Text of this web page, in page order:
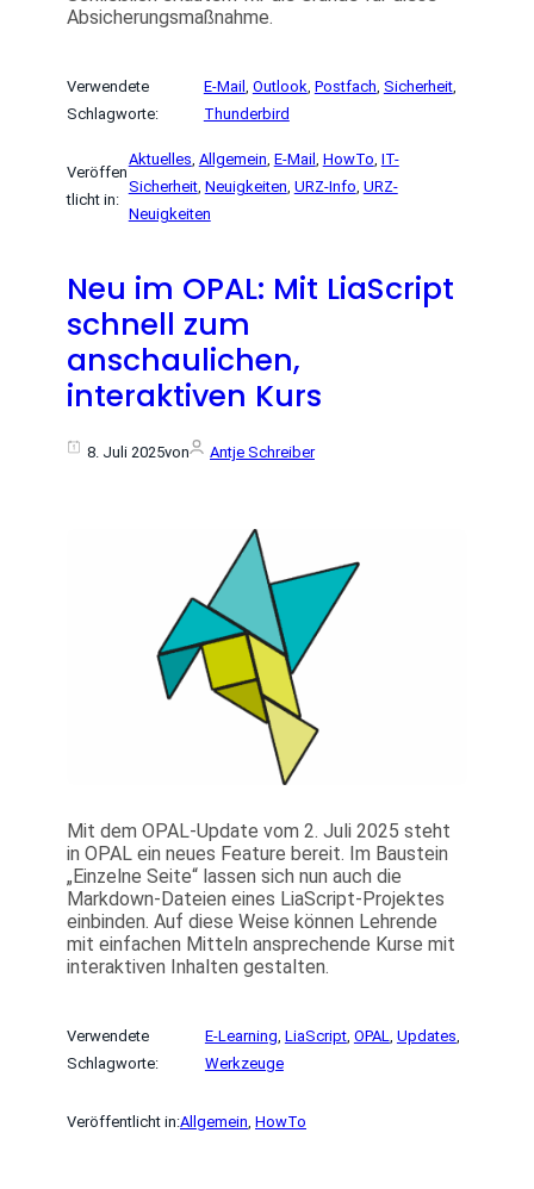
Absicherungsmaßnahme.
Verwendete
Schlagworte:
E-Mail , Outlook, Postfach, Sicherheit
Thunderbird
Veröffen
tlicht in:
Aktuelles Allgemein E-Mail HowTo IT-
Sicherheit, Neuigkeiten URZ-Info URZ-
Neuigkeiten
Neu im OPAL: Mit LiaScript
schnell zum
anschaulichen,
interaktiven Kurs
8. Juli 2025von Antje Schreiber
Mit dem OPAL-Update vom 2. Juli 2025 steht
in OPAL ein neues Feature bereit. Im Baustein
„Einzelne Seite“ lassen sich nun auch die
Markdown-Dateien eines LiaScript-Projektes
einbinden. Auf diese Weise können Lehrende
mit einfachen Mitteln ansprechende Kurse mit
interaktiven Inhalten gestalten.
Verwendete
Schlagworte:
E-Learning, LiaScript, OPAL, Updates
Werkzeuge
Veröffentlicht in:Allgemein, HowTo